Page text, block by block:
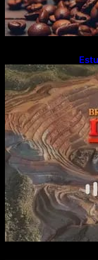
PIB